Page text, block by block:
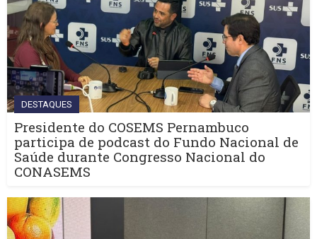
DESTAQUES
Presidente do COSEMS Pernambuco
participa de podcast do Fundo Nacional de
Saúde durante Congresso Nacional do
CONASEMS